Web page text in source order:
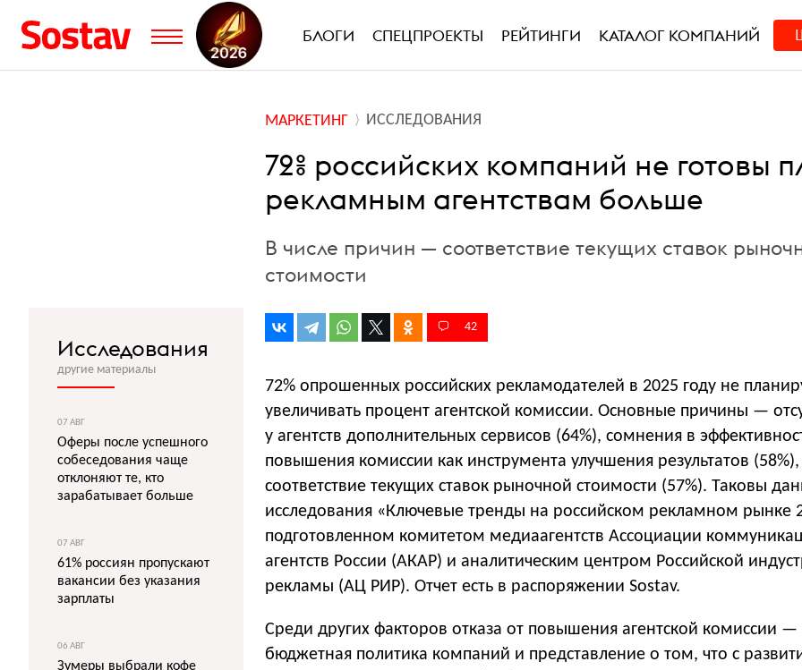
БЛОГИ СПЕЦПРОЕКТЫ РЕЙТИНГИ КАТАЛОГ КОМПАНИЙ
МАРКЕТИНГ ИССЛЕДОВАНИЯ
72% российских компаний не готовы
рекламным агентствам больше
В числе причин — соответствие текущих ставок
стоимости
42
72% опрошенных российских рекламодателей в 2025 году не
увеличивать процент агентской комиссии. Основные причины —
у агентств дополнительных сервисов (64%), сомнения в
повышения комиссии как инструмента улучшения результатов (58%),
соответствие текущих ставок рыночной стоимости (57%). Таковы
исследования «Ключевые тренды на российском рекламном рынке
подготовленном комитетом медиаагентств Ассоциации
агентств России (АКАР) и аналитическим центром Российской
рекламы (АЦ РИР). Отчет есть в распоряжении Sostav.
Среди других факторов отказа от повышения агентской комиссии —
бюджетная политика компаний и представление о том, что с
Исследования
другие материалы
07 АВГ
Оферы после успешного
собеседования чаще
отклоняют те, кто
зарабатывает больше
07 АВГ
61% россиян пропускают
вакансии без указания
зарплаты
06 АВГ
Зумеры выбрали кофе